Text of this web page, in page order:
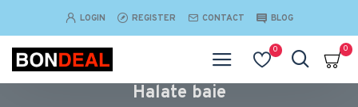
LOGIN REGISTER CONTACT BLOG
0 0
Halate baie